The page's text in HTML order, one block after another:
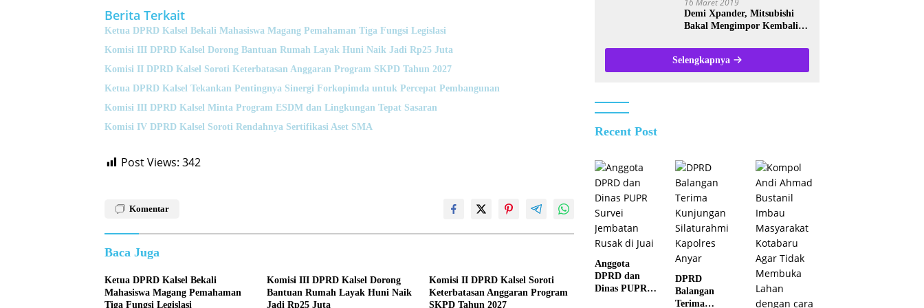
Berita Terkait
Ketua DPRD Kalsel Bekali Mahasiswa Magang Pemahaman Tiga Fungsi Legislasi
Komisi III DPRD Kalsel Dorong Bantuan Rumah Layak Huni Naik Jadi Rp25 Juta
Komisi II DPRD Kalsel Soroti Keterbatasan Anggaran Program SKPD Tahun 2027
Ketua DPRD Kalsel Tekankan Pentingnya Sinergi Forkopimda untuk Percepat Pembangunan
Komisi III DPRD Kalsel Minta Program ESDM dan Lingkungan Tepat Sasaran
Komisi IV DPRD Kalsel Soroti Rendahnya Sertifikasi Aset SMA
Post Views: 342
Komentar
Baca Juga
Ketua DPRD Kalsel Bekali
Mahasiswa Magang Pemahaman
Tiga Fungsi Legislasi
Komisi III DPRD Kalsel Dorong
Bantuan Rumah Layak Huni Naik
Jadi Rp25 Juta
Komisi II DPRD Kalsel Soroti
Keterbatasan Anggaran Program
SKPD Tahun 2027
16 Maret 2019
Demi Xpander, Mitsubishi
Bakal Mengimpor Kembali
Selengkapnya
Recent Post
Anggota
DPRD dan
Dinas PUPR
DPRD
Balangan
Terima